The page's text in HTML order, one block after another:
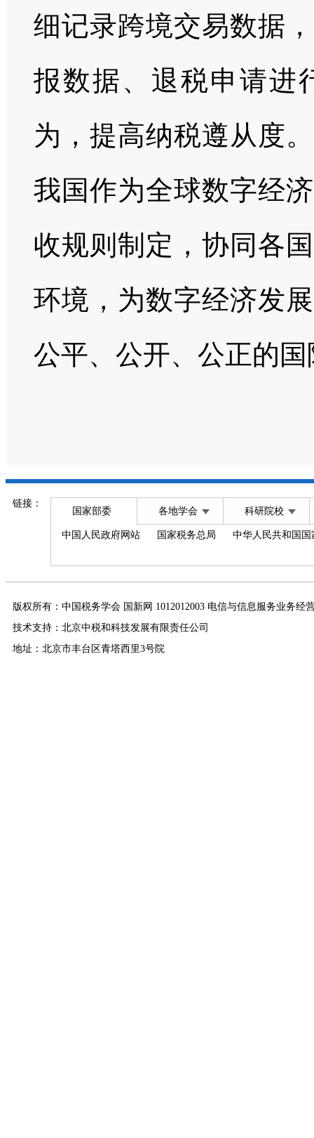
细记录跨境交易数据
报数据、退税申请进
为，提高纳税遵从度
我国作为全球数字经
收规则制定，协同各
环境，为数字经济发
公平、公开、公正的
链接：
国家部委 各地学会 科研院校
中国人民政府网站 国家税务总局 中华人民共和国
版权所有：中国税务学会 国新网 1012012003 电信与信息服务业务经
技术支持：北京中税和科技发展有限责任公司
地址：北京市丰台区青塔西里3号院